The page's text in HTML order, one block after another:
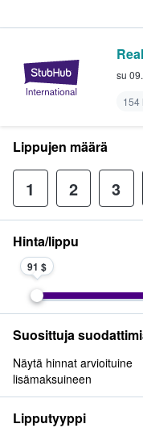
su
154
Lippujen määrä
1 2 3
Hinta/lippu
91 $
Suosittuja
Näytä hinnat arvioituine
lisämaksuineen
Lipputyyppi